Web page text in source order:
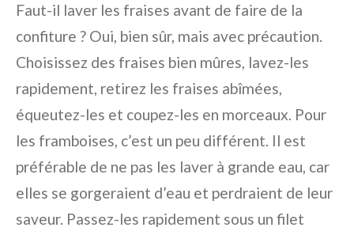
Faut-il laver les fraises avant de faire de la
confiture ? Oui, bien sûr, mais avec précaution.
Choisissez des fraises bien mûres, lavez-les
rapidement, retirez les fraises abîmées,
équeutez-les et coupez-les en morceaux. Pour
les framboises, c’est un peu différent. Il est
préférable de ne pas les laver à grande eau, car
elles se gorgeraient d’eau et perdraient de leur
saveur. Passez-les rapidement sous un filet